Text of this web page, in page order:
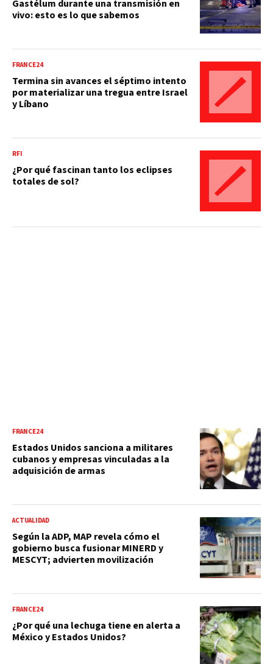
Gastélum durante una transmisión en
vivo: esto es lo que sabemos
FRANCE24
Termina sin avances el séptimo intento
por materializar una tregua entre Israel
y Líbano
RFI
¿Por qué fascinan tanto los eclipses
totales de sol?
FRANCE24
Estados Unidos sanciona a militares
cubanos y empresas vinculadas a la
adquisición de armas
ACTUALIDAD
Según la ADP, MAP revela cómo el
gobierno busca fusionar MINERD y
MESCYT; advierten movilización
FRANCE24
¿Por qué una lechuga tiene en alerta a
México y Estados Unidos?